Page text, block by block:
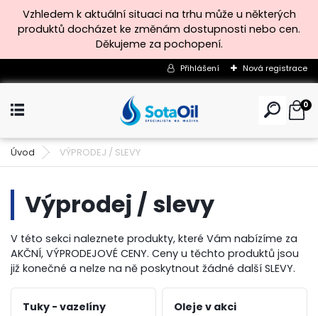
Přihlášení Nová registrace
0
Úvod VÝPRODEJ / SLEVY
Výprodej / slevy
V této sekci naleznete produkty, které Vám nabízíme za
AKČNÍ, VÝPRODEJOVÉ CENY. Ceny u těchto produktů jsou
již konečné a nelze na ně poskytnout žádné další SLEVY.
Tuky - vazelíny Oleje v akci